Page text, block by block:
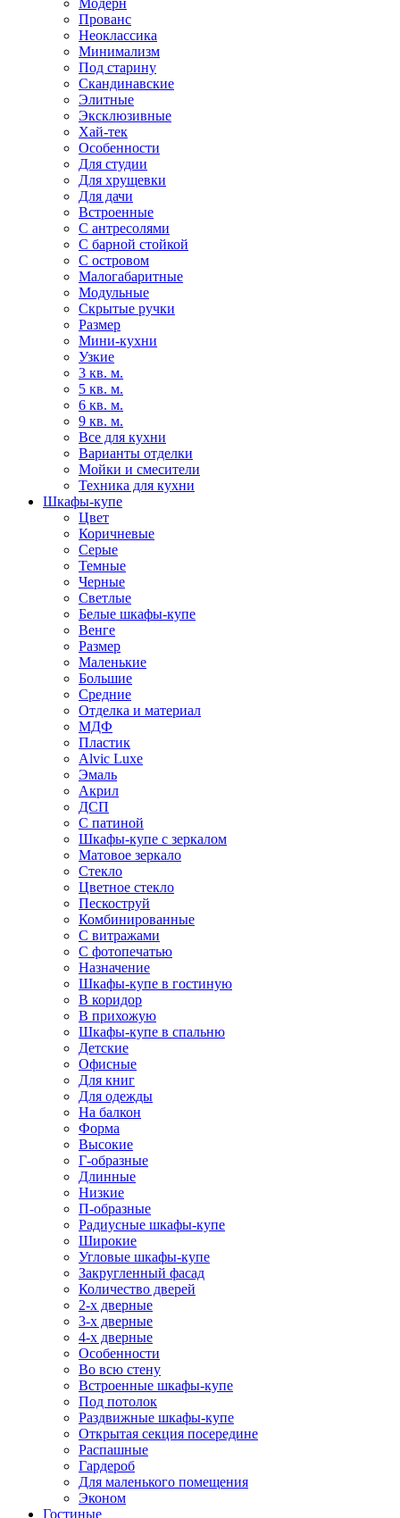
Модерн
Прованс
Неоклассика
Минимализм
Под старину
Скандинавские
Элитные
Эксклюзивные
Хай-тек
Особенности
Для студии
Для хрущевки
Для дачи
Встроенные
С антресолями
С барной стойкой
С островом
Малогабаритные
Модульные
Скрытые ручки
Размер
Мини-кухни
Узкие
3 кв. м.
5 кв. м.
6 кв. м.
9 кв. м.
Все для кухни
Варианты отделки
Мойки и смесители
Техника для кухни
Шкафы-купе
Цвет
Коричневые
Серые
Темные
Черные
Светлые
Белые шкафы-купе
Венге
Размер
Маленькие
Большие
Средние
Отделка и материал
МДФ
Пластик
Alvic Luxe
Эмаль
Акрил
ДСП
С патиной
Шкафы-купе с зеркалом
Матовое зеркало
Стекло
Цветное стекло
Пескоструй
Комбинированные
С витражами
С фотопечатью
Назначение
Шкафы-купе в гостиную
В коридор
В прихожую
Шкафы-купе в спальню
Детские
Офисные
Для книг
Для одежды
На балкон
Форма
Высокие
Г-образные
Длинные
Низкие
П-образные
Радиусные шкафы-купе
Широкие
Угловые шкафы-купе
Закругленный фасад
Количество дверей
2-х дверные
3-х дверные
4-х дверные
Особенности
Во всю стену
Встроенные шкафы-купе
Под потолок
Раздвижные шкафы-купе
Открытая секция посередине
Распашные
Гардероб
Для маленького помещения
Эконом
Гостиные